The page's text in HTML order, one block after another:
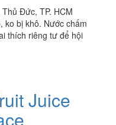
Thực
Thuận